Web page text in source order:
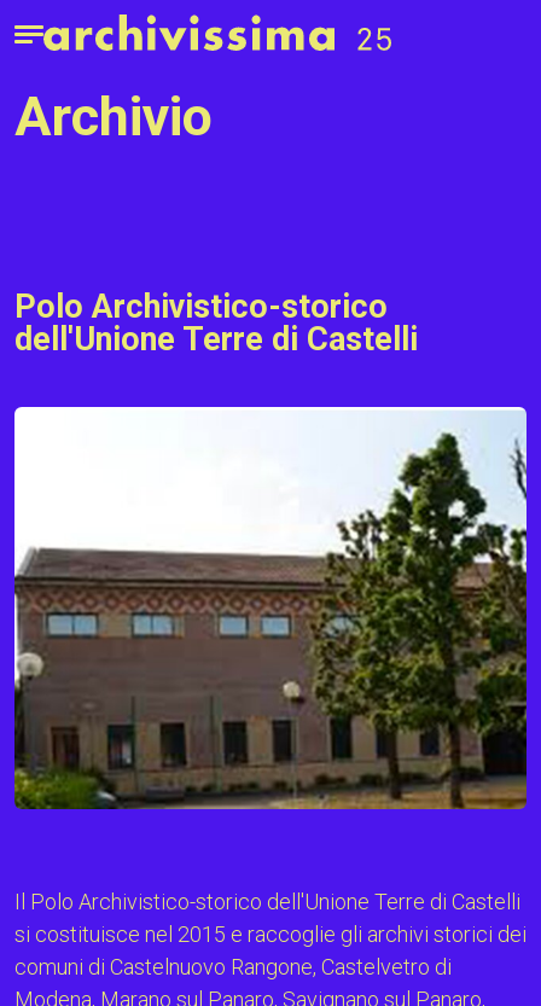
Home page
Apri il menu
archivio
Polo Archivistico-storico
dell'Unione Terre di Castelli
Il Polo Archivistico-storico dell'Unione Terre di Castelli
si costituisce nel 2015 e raccoglie gli archivi storici dei
comuni di Castelnuovo Rangone, Castelvetro di
Modena, Marano sul Panaro, Savignano sul Panaro,